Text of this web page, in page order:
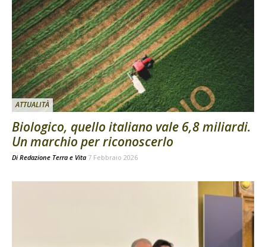
ATTUALITÀ
Biologico, quello italiano vale 6,8 miliardi.
Un marchio per riconoscerlo
Di Redazione Terra e Vita 7 Febbraio 2026